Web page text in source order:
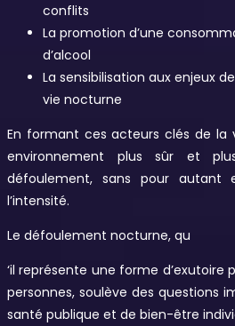
conflits
La promotion d’une
d’alcool
La sensibilisation aux enjeux
vie nocturne
En formant ces acteurs clés de la
environnement plus sûr et
défoulement, sans pour autant
l’intensité.
Le défoulement nocturne, qu
‘il représente une forme d’exutoire
personnes, soulève des questions
santé publique et de bien-être